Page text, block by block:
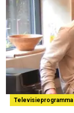
Televisieprogramma